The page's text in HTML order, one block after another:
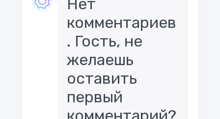
Нет
комментариев
. Гость, не
желаешь
оставить
первый